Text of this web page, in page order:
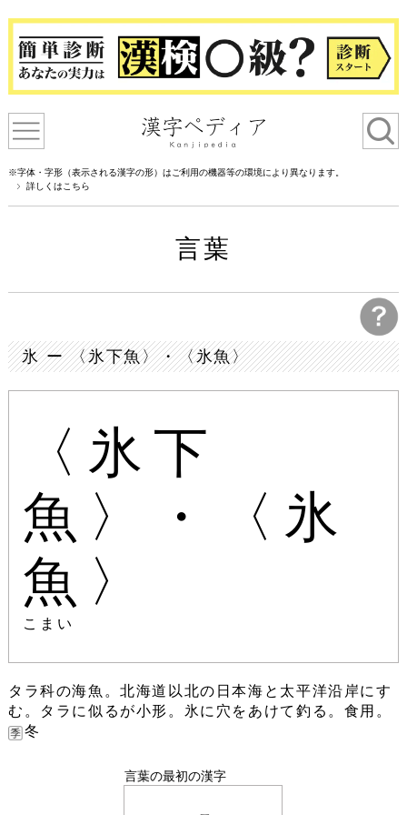
※字体・字形（表示される漢字の形）はご利用の機器等の環境により異なります。
詳しくはこちら
言葉
氷 ー 〈氷下魚〉・〈氷魚〉
〈氷下
魚〉・〈氷
魚〉
こまい
タラ科の海魚。北海道以北の日本海と太平洋沿岸にす
む。タラに似るが小形。氷に穴をあけて釣る。食用。
冬
言葉の最初の漢字